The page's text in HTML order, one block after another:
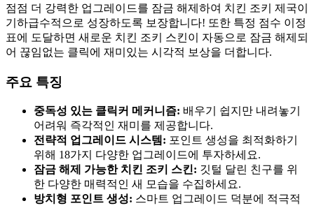
점점 더 강력한 업그레이드를 잠금 해제하여 치킨 조키 제국이
기하급수적으로 성장하도록 보장합니다! 또한 특정 점수 이정
표에 도달하면 새로운 치킨 조키 스킨이 자동으로 잠금 해제되
어 끊임없는 클릭에 재미있는 시각적 보상을 더합니다.
주요 특징
중독성 있는 클릭커 메커니즘: 배우기 쉽지만 내려놓기
어려워 즉각적인 재미를 제공합니다.
전략적 업그레이드 시스템: 포인트 생성을 최적화하기
위해 18가지 다양한 업그레이드에 투자하세요.
잠금 해제 가능한 치킨 조키 스킨: 깃털 달린 친구를 위
한 다양한 매력적인 새 모습을 수집하세요.
방치형 포인트 생성: 스마트 업그레이드 덕분에 적극적